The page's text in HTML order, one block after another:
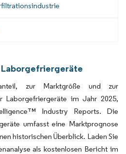
zur Marktgröße und zur
Laborgefriergeräte im Jahr 2025,
Industry Reports. Die
umfasst eine Marktprognose
historischen Überblick. Laden Sie
als kostenlosen Bericht im